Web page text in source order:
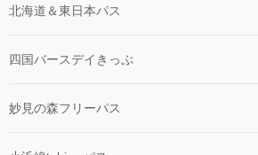
北海道＆東日本パス
四国バースデイきっぷ
妙見の森フリーパス